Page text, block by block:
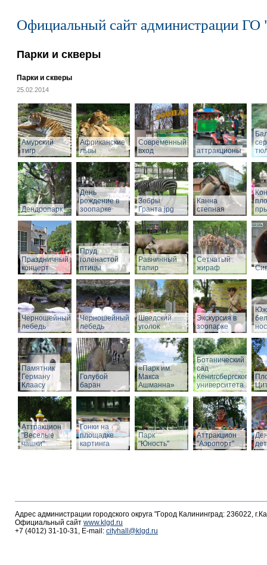
Официальный сайт администрации ГО
Парки и скверы
Парки и скверы
25.02.2014
Амурский
тигр
Африканские
львы
Современный
вход
аттракционы
Дендропарк
День
рождение в
зоопарке
Зебры
Гранта.jpg
Канна
степная
Праздничный
концерт
Пруд
голенастой
птицы
Равнинный
тапир
Сетчатый
жираф
Черношейный
лебедь
Черношейный
лебедь
Шведский
уголок
Экскурсия в
зоопарке
Памятник
Герману
Клаасу
Голубой
баран
«Парк им.
Макса
Ашманна»
Ботанический
сад
Кенигсбергского
университета
Аттракцион
"Веселые
чашки"
Гонки на
площадке
картинга
Парк
"Юность"
Аттракцион
"Аэропорт"
Адрес администрации городского округа "Город Калининград: 236022,
Официальный сайт www.klgd.ru
+7 (4012) 31-10-31, E-mail: cityhall@klgd.ru